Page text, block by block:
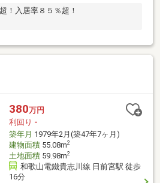
！入居率８５％超！
380万円
利回り -
築年月 1979年2月(築47年7ヶ月)
建物面積55.08m2
土地面積59.98m2
和歌山電鐵貴志川線 日前宮駅 徒歩
16分